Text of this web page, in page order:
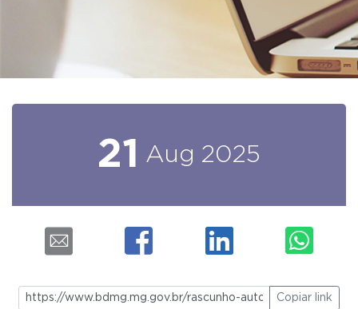
21 Aug 2025
Copiar link